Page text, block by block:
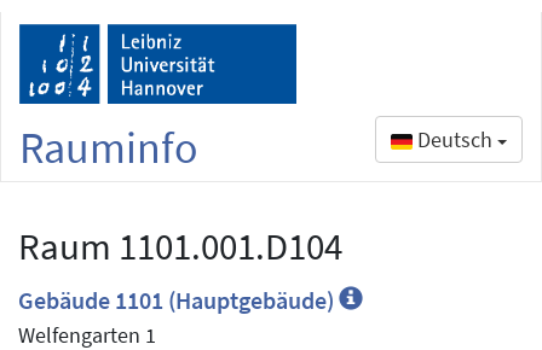
Rauminfo Deutsch
Raum 1101.001.D104
Gebäude 1101 (Hauptgebäude)
Welfengarten 1